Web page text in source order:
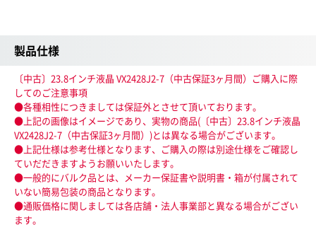
製品仕様
〔中古〕23.8インチ液晶 VX2428J2-7（中古保証3ヶ月間）ご購入に際
してのご注意事項
●各種相性につきましては保証外とさせて頂いております。
●上記の画像はイメージであり、実物の商品(〔中古〕23.8インチ液晶
VX2428J2-7（中古保証3ヶ月間）)とは異なる場合がございます。
●上記仕様は参考仕様となります、ご購入の際は別途仕様をご確認し
ていだだきますようお願いいたします。
●一般的にバルク品とは、メーカー保証書や説明書・箱が付属されて
いない簡易包装の商品となります。
●通販価格に関しましては各店舗・法人事業部と異なる場合がござい
ます。